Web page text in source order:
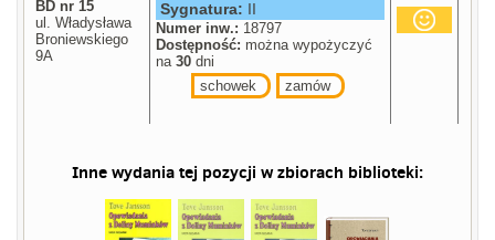
BD nr 15
ul. Władysława
Broniewskiego
9A
Sygnatura: II
Numer inw.: 18797
Dostępność: można wypożyczyć
na30 dni
schowek
zamów
Inne wydania tej pozycji w zbiorach biblioteki: